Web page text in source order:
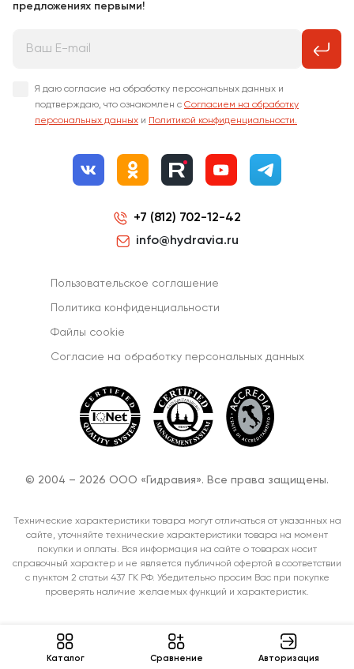
Каталог Cравнение Авторизация
предложениях первыми!
Я даю согласие на обработку персональных данных и
подтверждаю, что ознакомлен с Согласием на обработку
персональных данных и Политикой конфиденциальности.
+7 (812) 702-12-42
info@hydravia.ru
Пользовательское соглашение
Политика конфиденциальности
Файлы cookie
Согласиe на обработку персональных данных
© 2004 – 2026 ООО «Гидравия». Все права защищены.
Технические характеристики товара могут отличаться от указанных на
сайте, уточняйте технические характеристики товара на момент
покупки и оплаты. Вся информация на сайте о товарах носит
справочный характер и не является публичной офертой в соответствии
с пунктом 2 статьи 437 ГК РФ. Убедительно просим Вас при покупке
проверять наличие желаемых функций и характеристик.